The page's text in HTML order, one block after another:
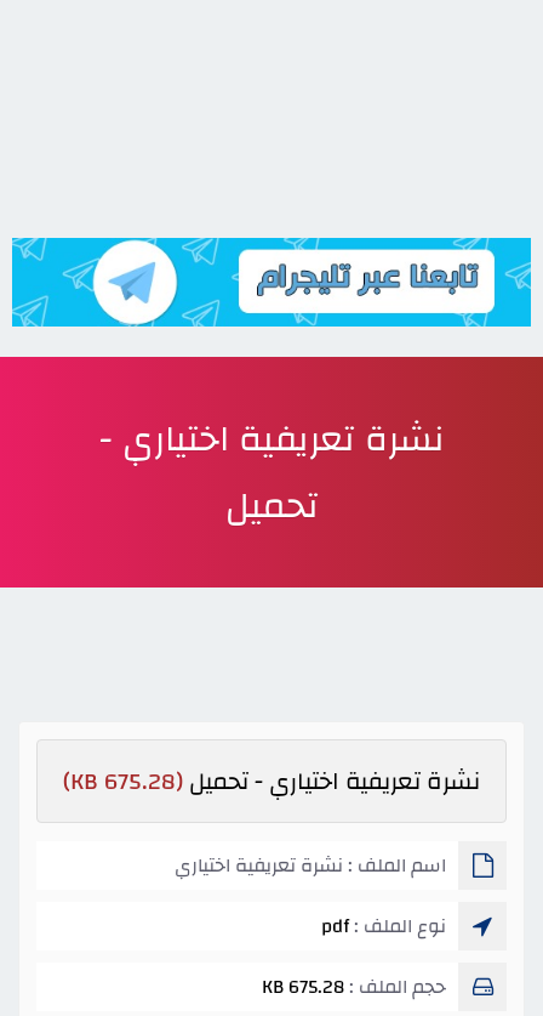
نشرة تعريفية اختياري -
تحميل
نشرة تعريفية اختياري - تحميل(675.28 KB)
اسم الملف : نشرة تعريفية اختياري
نوع الملف :pdf
حجم الملف :675.28 KB